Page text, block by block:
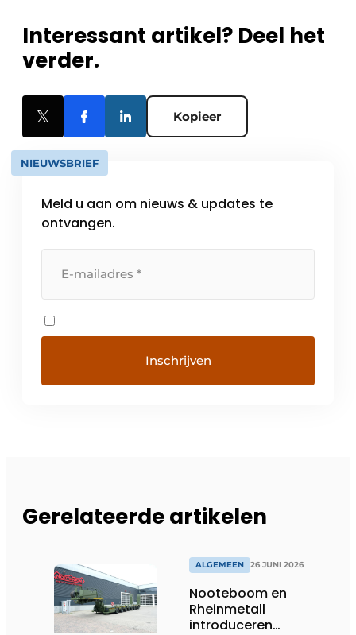
Interessant artikel? Deel het
verder.
Kopieer
NIEUWSBRIEF
Meld u aan om nieuws & updates te
ontvangen.
Gerelateerde artikelen
ALGEMEEN 26 JUNI 2026
Nooteboom en
Rheinmetall
introduceren